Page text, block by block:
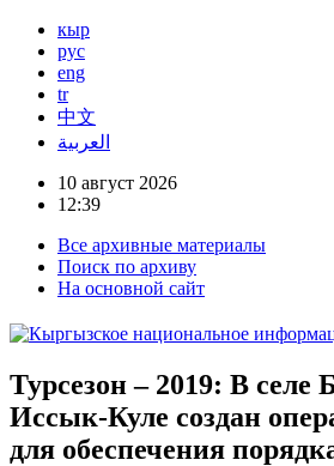
кыр
рус
eng
tr
中文
العربية
10 август 2026
12:39
Все архивные материалы
Поиск по архиву
На основной сайт
Турсезон – 2019: В селе
Иссык-Куле создан
для обеспечения